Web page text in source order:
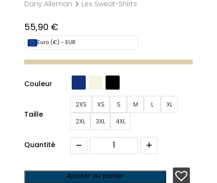
Dany Alleman Les Sweat-Shirts
55,90 €
Euro (€) - EUR
Couleur
Taille
2XS XS S M L
XL
2XL
3XL 4XL
Quantité
Ajouter au panier